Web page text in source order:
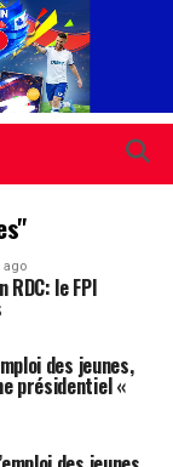
ago
le FPI
des jeunes,
présidentiel «